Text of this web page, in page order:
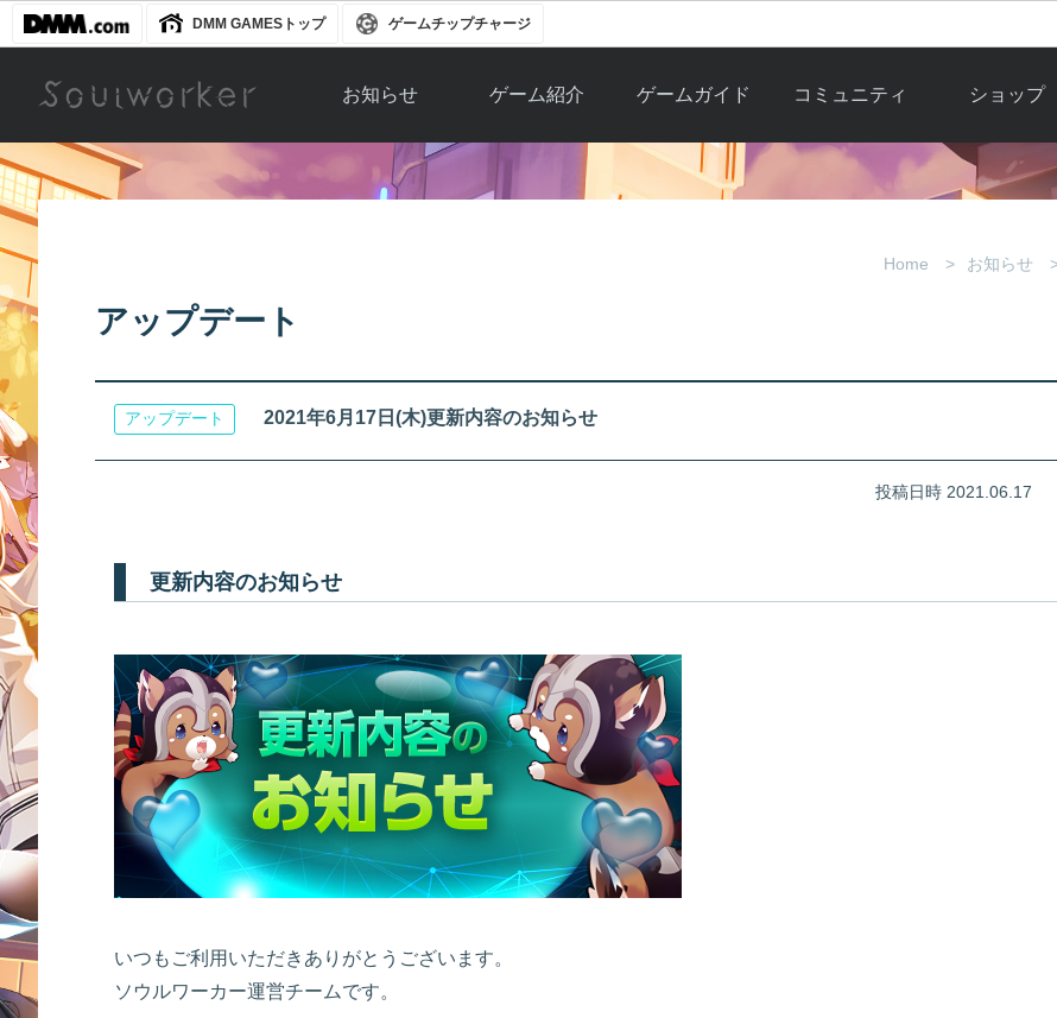
DMM GAMESトップ ゲームチップチャージ
お知らせ
お知らせ一覧
ゲーム紹介
ソウルワーカー
アップデート履
歴
ゲームガイド
ガイド総合もく
コミュニティ
自由掲示板
画像掲示板
ショップ
Y.Pの購入
アイテムカタロ
Home お知らせ
アップデート
アップデート 2021年6月17日(木)更新内容のお知らせ
投稿日時 2021.06.17
更新内容のお知らせ
いつもご利用いただきありがとうございます。
ソウルワーカー運営チームです。